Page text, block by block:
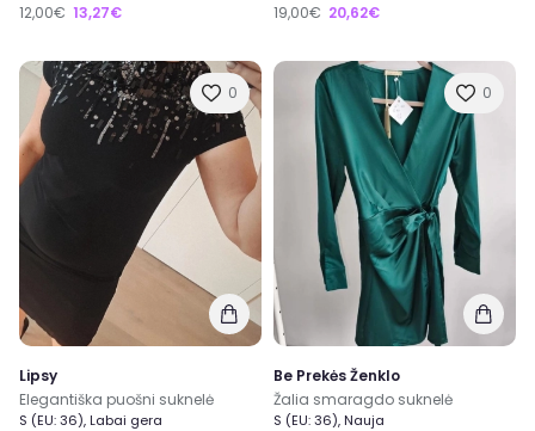
12,00€ 13,27€ 19,00€ 20,62€
0
Lipsy
Elegantiška puošni suknelė
S (EU: 36), Labai gera
0
Be Prekės Ženklo
Žalia smaragdo suknelė
S (EU: 36), Nauja